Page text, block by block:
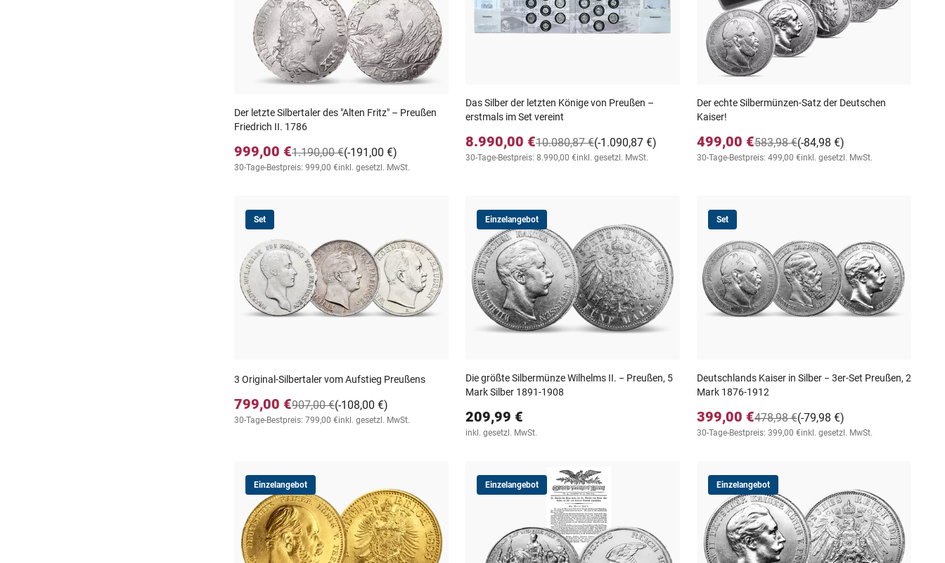
Der letzte Silbertaler des "Alten Fritz" – Preußen
Friedrich II. 1786
999,00 € (-191,00 €)
1.190,00 €
30-Tage-Bestpreis: 999,00 €inkl. gesetzl. MwSt.
Das Silber der letzten Könige von Preußen –
erstmals im Set vereint
8.990,00 € (-1.090,87 €)
10.080,87 €
30-Tage-Bestpreis: 8.990,00 €inkl. gesetzl. MwSt.
Der echte Silbermünzen-Satz der Deutschen
Kaiser!
499,00 € (-84,98 €)
583,98 €
30-Tage-Bestpreis: 499,00 €inkl. gesetzl. MwSt.
Set
3 Original‑Silbertaler vom Aufstieg Preußens
799,00 € (-108,00 €)
907,00 €
30-Tage-Bestpreis: 799,00 €inkl. gesetzl. MwSt.
Einzelangebot
Die größte Silbermünze Wilhelms II. − Preußen, 5
Mark Silber 1891-1908
209,99 €
inkl. gesetzl. MwSt.
Set
Deutschlands Kaiser in Silber − 3er-Set Preußen, 2
Mark 1876-1912
399,00 € (-79,98 €)
478,98 €
30-Tage-Bestpreis: 399,00 €inkl. gesetzl. MwSt.
Einzelangebot Einzelangebot Einzelangebot